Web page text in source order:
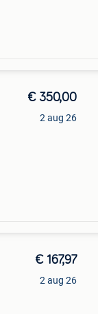
€ 350,00
2 aug 26
€ 167,97
2 aug 26